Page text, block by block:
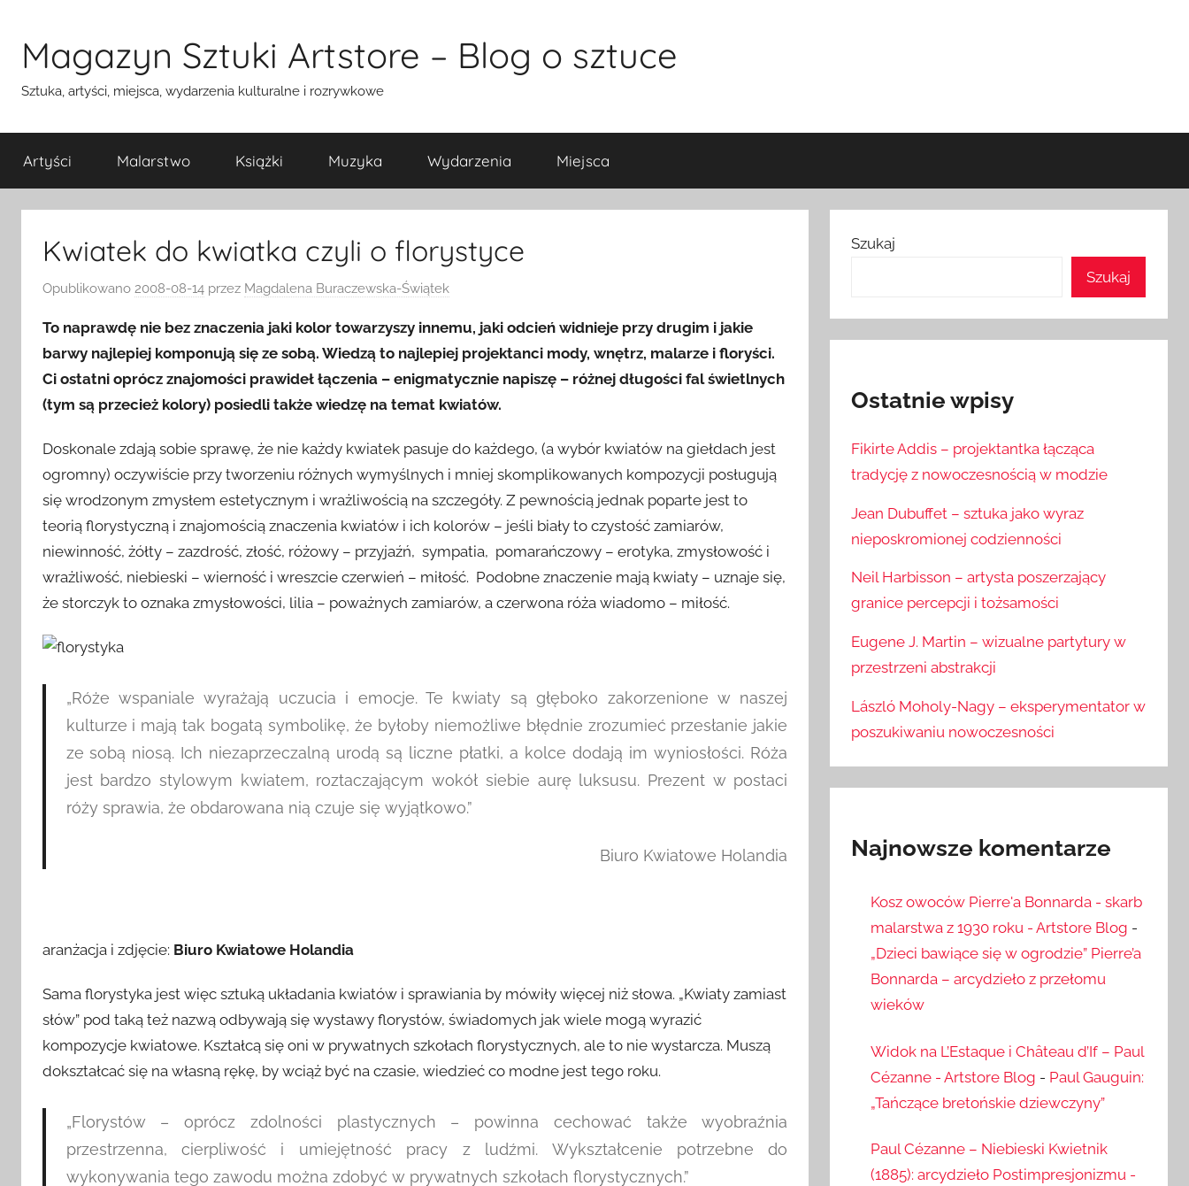
treściMagazyn Sztuki Artstore – Blog o sztuce
Sztuka, artyści, miejsca, wydarzenia kulturalne i rozrywkowe
Artyści Malarstwo Książki Muzyka Wydarzenia Miejsca
Kwiatek do kwiatka czyli o florystyce
Opublikowano 2008-08-14 przez Magdalena Buraczewska-Świątek
To naprawdę nie bez znaczenia jaki kolor towarzyszy innemu, jaki odcień widnieje przy drugim i jakie
barwy najlepiej komponują się ze sobą. Wiedzą to najlepiej projektanci mody, wnętrz, malarze i floryści.
Ci ostatni oprócz znajomości prawideł łączenia – enigmatycznie napiszę – różnej długości fal świetlnych
(tym są przecież kolory) posiedli także wiedzę na temat kwiatów.
Doskonale zdają sobie sprawę, że nie każdy kwiatek pasuje do każdego, (a wybór kwiatów na giełdach jest
ogromny) oczywiście przy tworzeniu różnych wymyślnych i mniej skomplikowanych kompozycji posługują
się wrodzonym zmysłem estetycznym i wrażliwością na szczegóły. Z pewnością jednak poparte jest to
teorią florystyczną i znajomością znaczenia kwiatów i ich kolorów – jeśli biały to czystość zamiarów,
niewinność, żółty – zazdrość, złość, różowy – przyjaźń, sympatia, pomarańczowy – erotyka, zmysłowość i
wrażliwość, niebieski – wierność i wreszcie czerwień – miłość. Podobne znaczenie mają kwiaty – uznaje się,
że storczyk to oznaka zmysłowości, lilia – poważnych zamiarów, a czerwona róża wiadomo – miłość.
„Róże wspaniale wyrażają uczucia i emocje. Te kwiaty są głęboko zakorzenione w naszej
kulturze i mają tak bogatą symbolikę, że byłoby niemożliwe błędnie zrozumieć przesłanie jakie
ze sobą niosą. Ich niezaprzeczalną urodą są liczne płatki, a kolce dodają im wyniosłości. Róża
jest bardzo stylowym kwiatem, roztaczającym wokół siebie aurę luksusu. Prezent w postaci
róży sprawia, że obdarowana nią czuje się wyjątkowo.”
Biuro Kwiatowe Holandia
aranżacja i zdjęcie: Biuro Kwiatowe Holandia
Sama florystyka jest więc sztuką układania kwiatów i sprawiania by mówiły więcej niż słowa. „Kwiaty zamiast
słów” pod taką też nazwą odbywają się wystawy florystów, świadomych jak wiele mogą wyrazić
kompozycje kwiatowe. Kształcą się oni w prywatnych szkołach florystycznych, ale to nie wystarcza. Muszą
dokształcać się na własną rękę, by wciąż być na czasie, wiedzieć co modne jest tego roku.
„Florystów – oprócz zdolności plastycznych – powinna cechować także wyobraźnia
przestrzenna, cierpliwość i umiejętność pracy z ludźmi. Wykształcenie potrzebne do
wykonywania tego zawodu można zdobyć w prywatnych szkołach florystycznych.”
Szukaj
Szukaj
Ostatnie wpisy
Fikirte Addis – projektantka łącząca
tradycję z nowoczesnością w modzie
Jean Dubuffet – sztuka jako wyraz
nieposkromionej codzienności
Neil Harbisson – artysta poszerzający
granice percepcji i tożsamości
Eugene J. Martin – wizualne partytury w
przestrzeni abstrakcji
László Moholy-Nagy – eksperymentator w
poszukiwaniu nowoczesności
Najnowsze komentarze
Kosz owoców Pierre'a Bonnarda - skarb
malarstwa z 1930 roku - Artstore Blog -
„Dzieci bawiące się w ogrodzie” Pierre’a
Bonnarda – arcydzieło z przełomu
wieków
Widok na L’Estaque i Château d’If – Paul
Cézanne - Artstore Blog - Paul Gauguin:
„Tańczące bretońskie dziewczyny”
Paul Cézanne – Niebieski Kwietnik
(1885): arcydzieło Postimpresjonizmu -